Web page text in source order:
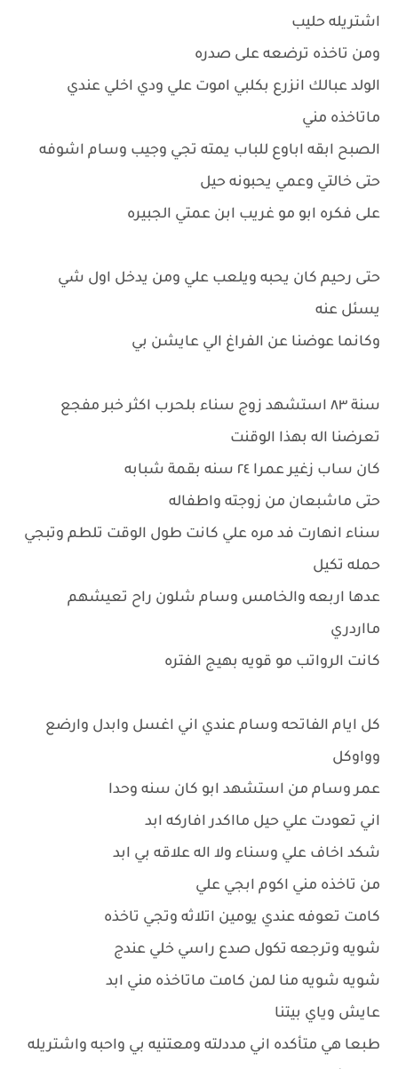
اشتريله حليب
ومن تاخذه ترضعه على صدره
الولد عبالك انزرع بكلبي اموت علي ودي اخلي عندي
ماتاخذه مني
الصبح ابقه اباوع للباب يمته تجي وجيب وسام اشوفه
حتى خالتي وعمي يحبونه حيل
على فكره ابو مو غريب ابن عمتي الجبيره
حتى رحيم كان يحبه ويلعب علي ومن يدخل اول شي
يسئل عنه
وكانما عوضنا عن الفراغ الي عايشن بي
سنة ٨٣ استشهد زوج سناء بلحرب اكثر خبر مفجع
تعرضنا اله بهذا الوقنت
كان ساب زغير عمرا ٢٤ سنه بقمة شبابه
حتى ماشبعان من زوجته واطفاله
سناء انهارت فد مره علي كانت طول الوقت تلطم وتبجي
حمله تكيل
عدها اربعه والخامس وسام شلون راح تعيشهم
مااردري
كانت الرواتب مو قويه بهيج الفتره
كل ايام الفاتحه وسام عندي اني اغسل وابدل وارضع
وواوكل
عمر وسام من استشهد ابو كان سنه وحدا
اني تعودت علي حيل مااكدر افاركه ابد
شكد اخاف علي وسناء ولا اله علاقه بي ابد
من تاخذه مني اكوم ابجي علي
كامت تعوفه عندي يومين اتلاثه وتجي تاخذه
شويه وترجعه تكول صدع راسي خلي عندج
شويه شويه منا لمن كامت ماتاخذه مني ابد
عايش وياي بيتنا
طبعا هي متأكده اني مددلته ومعتنيه بي واحبه واشتريله